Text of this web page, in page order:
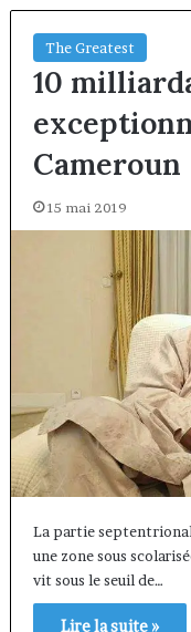
The Greatest
10
Cameroun
15 mai 2019
La partie
une zone sous
vit sous le seuil de…
Lire la suite »